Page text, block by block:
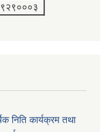
निति कार्यक्रम तथा